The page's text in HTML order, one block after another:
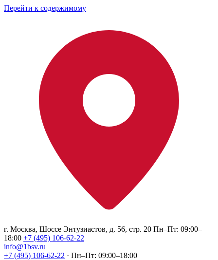
Перейти к содержимому
г. Москва, Шоссе Энтузиастов, д. 56, стр. 20 Пн–Пт: 09:00–
18:00 +7 (495) 106-62-22
info@1bsv.ru
+7 (495) 106-62-22 · Пн–Пт: 09:00–18:00